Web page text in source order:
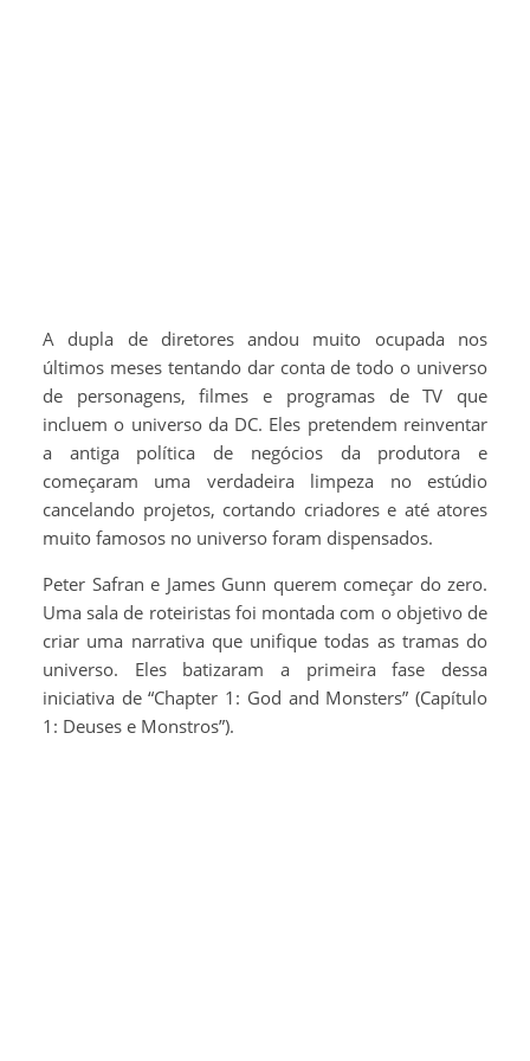
A dupla de diretores andou muito ocupada nos
últimos meses tentando dar conta de todo o universo
de personagens, filmes e programas de TV que
incluem o universo da DC. Eles pretendem reinventar
a antiga política de negócios da produtora e
começaram uma verdadeira limpeza no estúdio
cancelando projetos, cortando criadores e até atores
muito famosos no universo foram dispensados.
Peter Safran e James Gunn querem começar do zero.
Uma sala de roteiristas foi montada com o objetivo de
criar uma narrativa que unifique todas as tramas do
universo. Eles batizaram a primeira fase dessa
iniciativa de “Chapter 1: God and Monsters” (Capítulo
1: Deuses e Monstros”).